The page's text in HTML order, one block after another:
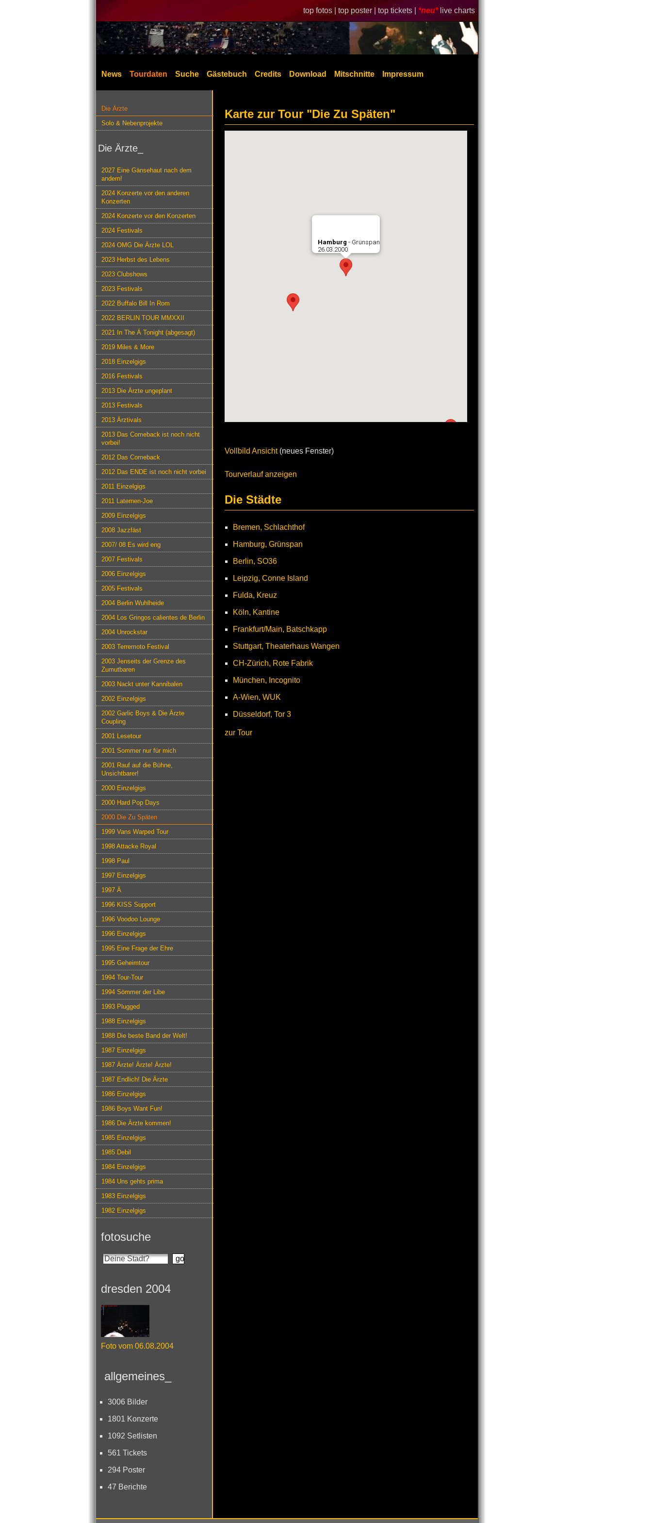
top fotos | top poster | top tickets | *neu* live charts
News Tourdaten Suche Gästebuch Credits Download Mitschnitte Impressum
Die Ärzte
Solo & Nebenprojekte
Die Ärzte_
2027 Eine Gänsehaut nach dem
andern!
2024 Konzerte vor den anderen
Konzerten
2024 Konzerte vor den Konzerten
2024 Festivals
2024 OMG Die Ärzte LOL
2023 Herbst des Lebens
2023 Clubshows
2023 Festivals
2022 Buffalo Bill In Rom
2022 BERLIN TOUR MMXXII
2021 In The Ä Tonight (abgesagt)
2019 Miles & More
2018 Einzelgigs
2016 Festivals
2013 Die Ärzte ungeplant
2013 Festivals
2013 Ärztivals
2013 Das Comeback ist noch nicht
vorbei!
2012 Das Comeback
2012 Das ENDE ist noch nicht vorbei
2011 Einzelgigs
2011 Laternen-Joe
2009 Einzelgigs
2008 Jazzfäst
2007/ 08 Es wird eng
2007 Festivals
2006 Einzelgigs
2005 Festivals
2004 Berlin Wuhlheide
2004 Los Gringos calientes de Berlin
2004 Unrockstar
2003 Terremoto Festival
2003 Jenseits der Grenze des
Zumutbaren
2003 Nackt unter Kannibalen
2002 Einzelgigs
2002 Garlic Boys & Die Ärzte
Coupling
2001 Lesetour
2001 Sommer nur für mich
2001 Rauf auf die Bühne,
Unsichtbarer!
2000 Einzelgigs
2000 Hard Pop Days
2000 Die Zu Späten
1999 Vans Warped Tour
1998 Attacke Royal
1998 Paul
1997 Einzelgigs
1997 Ä
1996 KISS Support
1996 Voodoo Lounge
1996 Einzelgigs
1995 Eine Frage der Ehre
1995 Geheimtour
1994 Tour-Tour
1994 Sömmer der Libe
1993 Plugged
1988 Einzelgigs
1988 Die beste Band der Welt!
1987 Einzelgigs
1987 Ärzte! Ärzte! Ärzte!
1987 Endlich! Die Ärzte
1986 Einzelgigs
1986 Boys Want Fun!
1986 Die Ärzte kommen!
1985 Einzelgigs
1985 Debil
1984 Einzelgigs
1984 Uns gehts prima
1983 Einzelgigs
1982 Einzelgigs
fotosuche
dresden 2004
Foto vom 06.08.2004
allgemeines_
3006 Bilder
1801 Konzerte
1092 Setlisten
561 Tickets
294 Poster
47 Berichte
Karte zur Tour "Die Zu Späten"
Hamburg - Grünspan
26.03.2000
Vollbild Ansicht(neues Fenster)
Tourverlauf anzeigen
Die Städte
Bremen, Schlachthof
Hamburg, Grünspan
Berlin, SO36
Leipzig, Conne Island
Fulda, Kreuz
Köln, Kantine
Frankfurt/Main, Batschkapp
Stuttgart, Theaterhaus Wangen
CH-Zürich, Rote Fabrik
München, Incognito
A-Wien, WUK
Düsseldorf, Tor 3
zur Tour